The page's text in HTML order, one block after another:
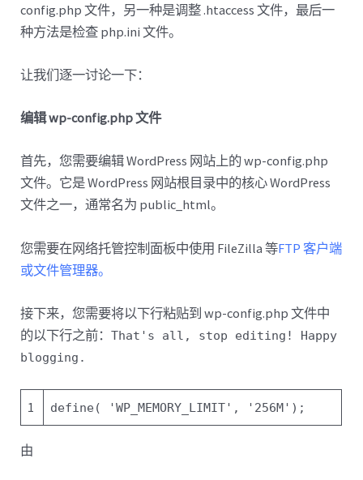
config.php 文件，另一种是调整 .htaccess 文件，最后一
种方法是检查 php.ini 文件。
让我们逐一讨论一下：
编辑 wp-config.php 文件
首先，您需要编辑 WordPress 网站上的 wp-config.php
文件。它是 WordPress 网站根目录中的核心 WordPress
文件之一，通常名为 public_html。
您需要在网络托管控制面板中使用 FileZilla 等FTP 客户端
或文件管理器。
接下来，您需要将以下行粘贴到 wp-config.php 文件中
的以下行之前：That's all, stop editing! Happy
blogging.
1 define( 'WP_MEMORY_LIMIT' , '256M' );
由